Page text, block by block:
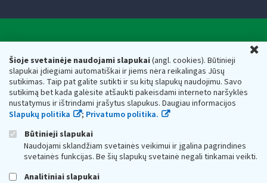
Šioje svetainėje naudojami slapukai(angl. cookies). Būtinieji
slapukai įdiegiami automatiškai ir jiems nėra reikalingas Jūsų
sutikimas. Taip pat galite sutikti ir su kitų slapukų naudojimu. Savo
sutikimą bet kada galėsite atšaukti pakeisdami interneto naršyklės
nustatymus ir ištrindami įrašytus slapukus. Daugiau informacijos
Slapukų politika
; Privatumo politika.
Būtinieji slapukai
Naudojami sklandžiam svetainės veikimui ir įgalina pagrindines
svetainės funkcijas. Be šių slapukų svetainė negali tinkamai veikti.
Analitiniai slapukai
Valstybinė mokesčių inspekcija prie Lietuvos
Respublikos finansų ministerijos
Biudžetinė įstaiga. Juridinio asmens kodas — 188659752,
adresas: Vasario 16-osios g. 14, 01107 Vilnius, Lietuva, el.paštas:
vmi@vmi.lt , E. pristatymo dėžutės adresas 188659752
Duomenys apie Valstybinę mokesčių inspekciją prie Lietuvos
Respublikos finansų ministerijos kaupiami ir saugomi Juridinių